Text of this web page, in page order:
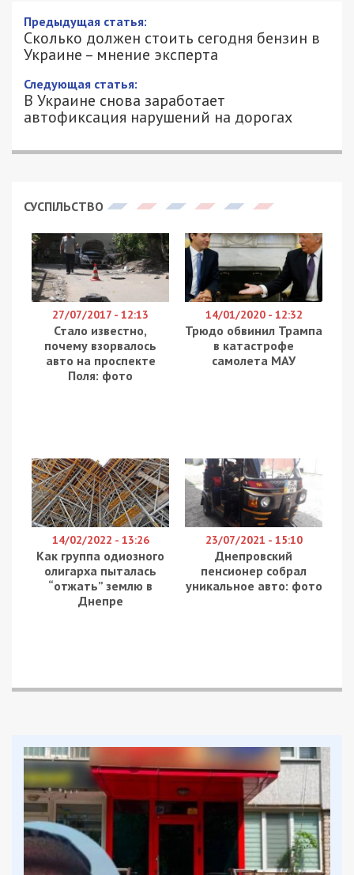
Предыдущая статья:
Сколько должен стоить сегодня бензин в
Украине – мнение эксперта
Следующая статья:
В Украине снова заработает
автофиксация нарушений на дорогах
СУСПІЛЬСТВО
27/07/2017 - 12:13
Стало известно,
почему взорвалось
авто на проспекте
Поля: фото
14/01/2020 - 12:32
Трюдо обвинил Трампа
в катастрофе
самолета МАУ
14/02/2022 - 13:26
Как группа одиозного
олигарха пыталась
“отжать” землю в
Днепре
23/07/2021 - 15:10
Днепровский
пенсионер собрал
уникальное авто: фото